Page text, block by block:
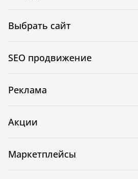
Выбрать сайт
SEO продвижение
Реклама
Акции
Маркетплейсы